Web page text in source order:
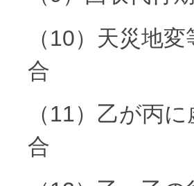
（10）天災地
合
（11）乙が丙
合